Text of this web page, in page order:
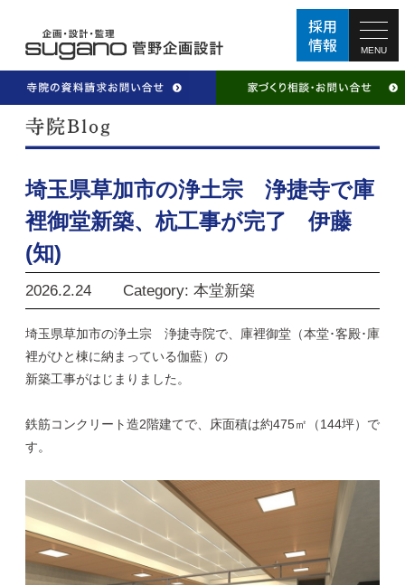
MENU
埼玉県草加市の浄土宗 浄捷寺で庫
裡御堂新築、杭工事が完了 伊藤
(知)
2026.2.24 Category: 本堂新築
埼玉県草加市の浄土宗 浄捷寺院で、庫裡御堂（本堂･客殿･庫
裡がひと棟に納まっている伽藍）の
新築工事がはじまりました。
鉄筋コンクリート造2階建てで、床面積は約475㎡（144坪）で
す。